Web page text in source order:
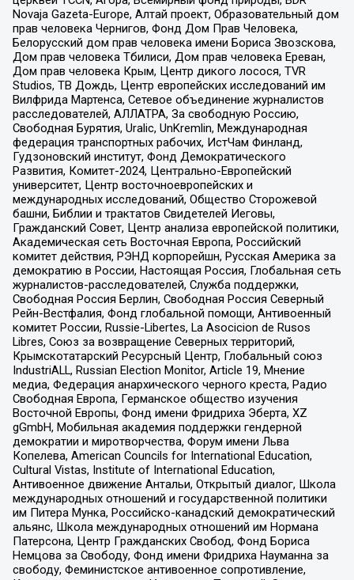
Novaja Gazeta-Europe, Алтай проект, Образовательный дом
прав человека Чернигов, Фонд Дом Прав Человека,
Белорусский дом прав человека имени Бориса Звозскова,
Дом прав человека Тбилиси, Дом прав человека Ереван,
Дом прав человека Крым, Центр дикого лосося, TVR
Studios, ТВ Дождь, Центр европейских исследований им
Вилфрида Мартенса, Сетевое объединение журналистов
расследователей, АЛЛАТРА, За свободную Россию,
Свободная Бурятия, Uralic, UnKremlin, Международная
федерация транспортных рабочих, ИстЧам Финланд,
Гудзоновский институт, Фонд Демократического
Развития, Комитет-2024, Центрально-Европейский
университет, Центр восточноевропейских и
международных исследований, Общество Сторожевой
башни, Библии и трактатов Свидетелей Иеговы,
Гражданский Совет, Центр анализа европейской политики,
Академическая сеть Восточная Европа, Российский
комитет действия, РЭНД корпорейшн, Русская Америка за
демократию в России, Настоящая Россия, Глобальная сеть
журналистов-расследователей, Служба поддержки,
Свободная Россия Берлин, Свободная Россия Северный
Рейн-Вестфалия, Фонд глобальной помощи, Антивоенный
комитет России, Russie-Libertes, La Asocicion de Rusos
Libres, Союз за возвращение Северных территорий,
Крымскотатарский Ресурсный Центр, Глобальный союз
IndustriALL, Russian Election Monitor, Article 19, Мнение
медиа, Федерация анархического черного креста, Радио
Свободная Европа, Германское общество изучения
Восточной Европы, Фонд имени Фридриха Эберта, XZ
gGmbH, Мобильная академия поддержки гендерной
демократии и миротворчества, Форум имени Льва
Копелева, American Councils for International Education,
Cultural Vistas, Institute of International Education,
Антивоенное движение Антальи, Открытый диалог, Школа
международных отношений и государственной политики
им Питера Мунка, Российско-канадский демократический
альянс, Школа международных отношений им Нормана
Патерсона, Центр Гражданских Свобод, Фонд Бориса
Немцова за Свободу, Фонд имени Фридриха Науманна за
свободу, Феминистское антивоенное сопротивление,